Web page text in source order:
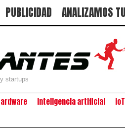
PUBLICIDAD ANALIZAMOS
startups
inteligencia artificial IoT